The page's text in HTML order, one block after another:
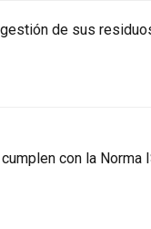
de sus
con la Norma